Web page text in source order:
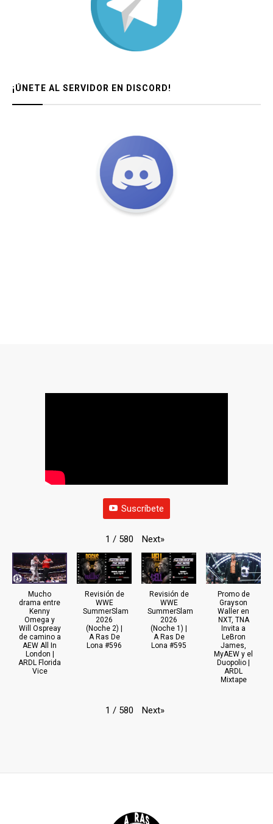
¡ÚNETE AL SERVIDOR EN DISCORD!
Suscríbete
1 / 580 Next»
Mucho
drama entre
Kenny
Omega y
Will Ospreay
de camino a
AEW All In
London |
ARDL Florida
Vice
Revisión de
WWE
SummerSlam
2026
(Noche 2) |
A Ras De
Lona #596
Revisión de
WWE
SummerSlam
2026
(Noche 1) |
A Ras De
Lona #595
Promo de
Grayson
Waller en
NXT, TNA
Invita a
LeBron
James,
MyAEW y el
Duopolio |
ARDL
Mixtape
1 / 580 Next»